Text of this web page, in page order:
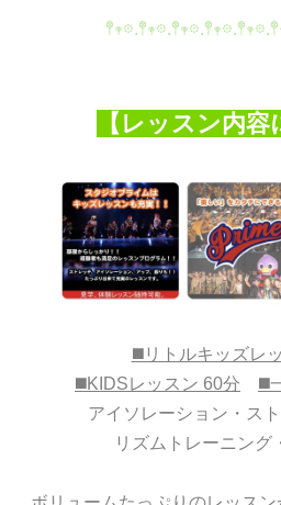
【レッスン内容
◼️リトルキッズレ
◼️KIDSレッスン 60分
◼️
アイソレーション・ス
リズムトレーニング